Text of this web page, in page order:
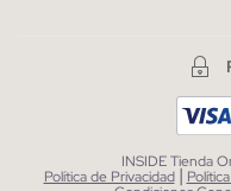
INSIDE Tienda
Política de Privacidad |